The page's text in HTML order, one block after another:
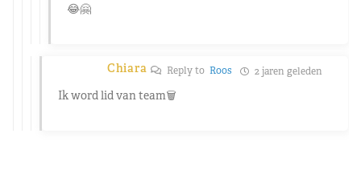
😂🤗
Chiara Reply toRoos 2 jaren geleden
Ik word lid van team🗑️